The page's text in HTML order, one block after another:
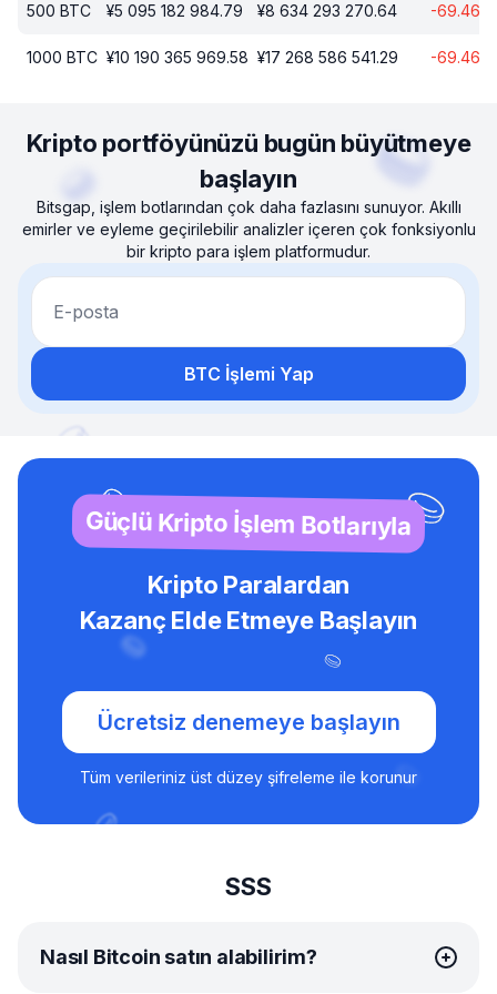
500 BTC ¥5 095 182 984.79 ¥8 634 293 270.64 -69.46
1000 BTC ¥10 190 365 969.58 ¥17 268 586 541.29 -69.46
Kripto portföyünüzü bugün büyütmeye
başlayın
Bitsgap, işlem botlarından çok daha fazlasını sunuyor. Akıllı
emirler ve eyleme geçirilebilir analizler içeren çok fonksiyonlu
bir kripto para işlem platformudur.
E-posta
BTC İşlemi Yap
Güçlü Kripto İşlem Botlarıyla
Kripto Paralardan
Kazanç Elde Etmeye Başlayın
Ücretsiz denemeye başlayın
Tüm verileriniz üst düzey şifreleme ile korunur
SSS
Nasıl Bitcoin satın alabilirim?